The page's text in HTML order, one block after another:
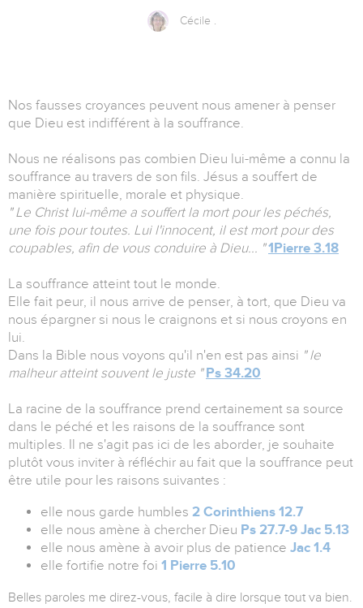
Cécile .
Nos fausses croyances peuvent nous amener à penser
que Dieu est indifférent à la souffrance.
Nous ne réalisons pas combien Dieu lui-même a connu la
souffrance au travers de son fils. Jésus a souffert de
manière spirituelle, morale et physique.
" Le Christ lui-même a souffert la mort pour les péchés,
une fois pour toutes. Lui l'innocent, il est mort pour des
coupables, afin de vous conduire à Dieu... " 1Pierre 3.18
La souffrance atteint tout le monde.
Elle fait peur, il nous arrive de penser, à tort, que Dieu va
nous épargner si nous le craignons et si nous croyons en
lui.
Dans la Bible nous voyons qu'il n'en est pas ainsi " le
malheur atteint souvent le juste " Ps 34.20
La racine de la souffrance prend certainement sa source
dans le péché et les raisons de la souffrance sont
multiples. Il ne s'agit pas ici de les aborder, je souhaite
plutôt vous inviter à réfléchir au fait que la souffrance peut
être utile pour les raisons suivantes :
elle nous garde humbles 2 Corinthiens 12.7
elle nous amène à chercher Dieu Ps 27.7-9 Jac 5.13
elle nous amène à avoir plus de patience Jac 1.4
elle fortifie notre foi 1 Pierre 5.10
Belles paroles me direz-vous, facile à dire lorsque tout va bien.